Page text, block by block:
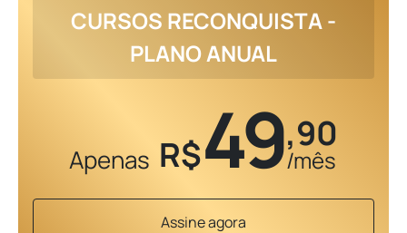
CURSOS RECONQUISTA -
PLANO ANUAL
Apenas R$49,90
/mês
Assine agora